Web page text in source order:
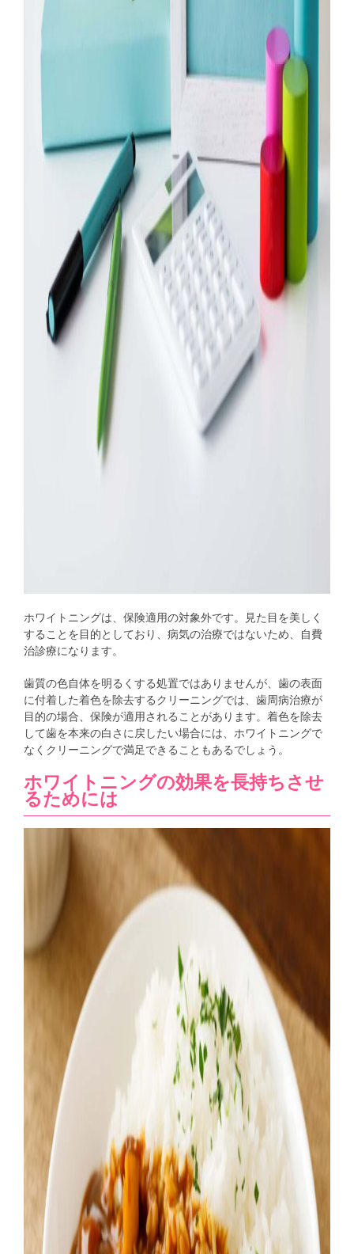
ホワイトニングは、保険適用の対象外です。見た目を美しく
することを目的としており、病気の治療ではないため、自費
治診療になります。
歯質の色自体を明るくする処置ではありませんが、歯の表面
に付着した着色を除去するクリーニングでは、歯周病治療が
目的の場合、保険が適用されることがあります。着色を除去
して歯を本来の白さに戻したい場合には、ホワイトニングで
なくクリーニングで満足できることもあるでしょう。
ホワイトニングの効果を長持ちさせ
るためには